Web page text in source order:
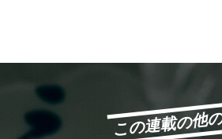
この連載の他